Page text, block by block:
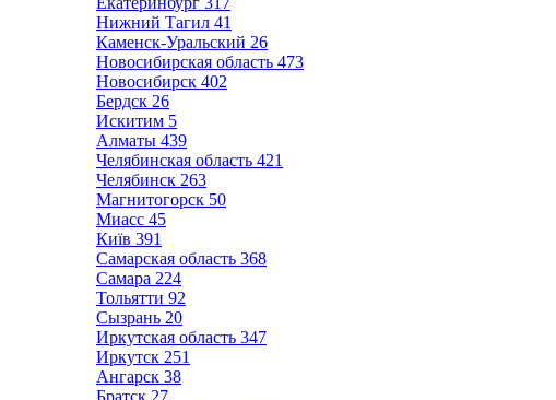
Нижний Тагил 41
Каменск-Уральский 26
Новосибирская область 473
Новосибирск 402
Бердск 26
Искитим 5
Алматы 439
Челябинская область 421
Челябинск 263
Магнитогорск 50
Миасс 45
Київ 391
Самарская область 368
Самара 224
Тольятти 92
Сызрань 20
Иркутская область 347
Иркутск 251
Ангарск 38
Братск 27